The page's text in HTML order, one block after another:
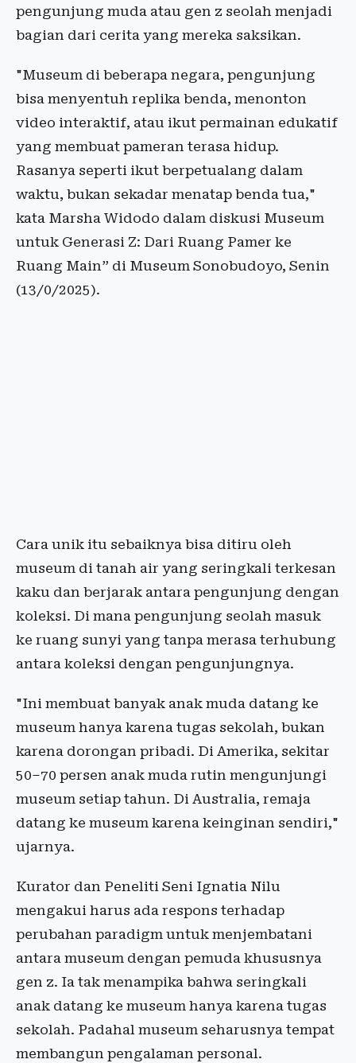
pengunjung muda atau gen z seolah menjadi
bagian dari cerita yang mereka saksikan.
"Museum di beberapa negara, pengunjung
bisa menyentuh replika benda, menonton
video interaktif, atau ikut permainan edukatif
yang membuat pameran terasa hidup.
Rasanya seperti ikut berpetualang dalam
waktu, bukan sekadar menatap benda tua,"
kata Marsha Widodo dalam diskusi Museum
untuk Generasi Z: Dari Ruang Pamer ke
Ruang Main” di Museum Sonobudoyo, Senin
(13/0/2025).
Cara unik itu sebaiknya bisa ditiru oleh
museum di tanah air yang seringkali terkesan
kaku dan berjarak antara pengunjung dengan
koleksi. Di mana pengunjung seolah masuk
ke ruang sunyi yang tanpa merasa terhubung
antara koleksi dengan pengunjungnya.
"Ini membuat banyak anak muda datang ke
museum hanya karena tugas sekolah, bukan
karena dorongan pribadi. Di Amerika, sekitar
50–70 persen anak muda rutin mengunjungi
museum setiap tahun. Di Australia, remaja
datang ke museum karena keinginan sendiri,"
ujarnya.
Kurator dan Peneliti Seni Ignatia Nilu
mengakui harus ada respons terhadap
perubahan paradigm untuk menjembatani
antara museum dengan pemuda khususnya
gen z. Ia tak menampika bahwa seringkali
anak datang ke museum hanya karena tugas
sekolah. Padahal museum seharusnya tempat
membangun pengalaman personal.